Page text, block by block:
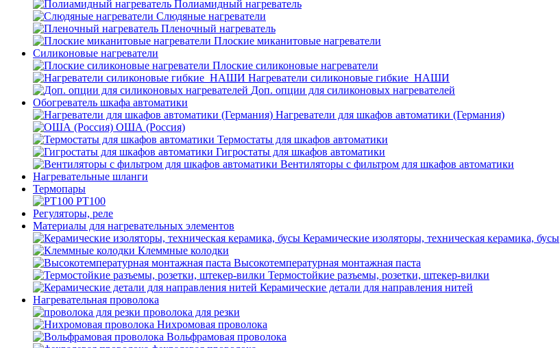
Полиамидный нагреватель
Слюдяные нагреватели
Пленочный нагреватель
Плоские миканитовые нагреватели
Силиконовые нагреватели
Плоские силиконовые нагреватели
Нагреватели силиконовые гибкие_НАШИ
Доп. опции для силиконовых нагревателей
Обогреватель шкафа автоматики
Нагреватели для шкафов автоматики (Германия)
ОША (Россия)
Термостаты для шкафов автоматики
Гигростаты для шкафов автоматики
Вентиляторы с фильтром для шкафов автоматики
Нагревательные шланги
Термопары
PT100
Регуляторы, реле
Материалы для нагревательных элементов
Керамические изоляторы, техническая керамика, бусы
Клеммные колодки
Высокотемпературная монтажная паста
Термостойкие разъемы, розетки, штекер-вилки
Керамические детали для направления нитей
Нагревательная проволока
проволока для резки
Нихромовая проволока
Вольфрамовая проволока